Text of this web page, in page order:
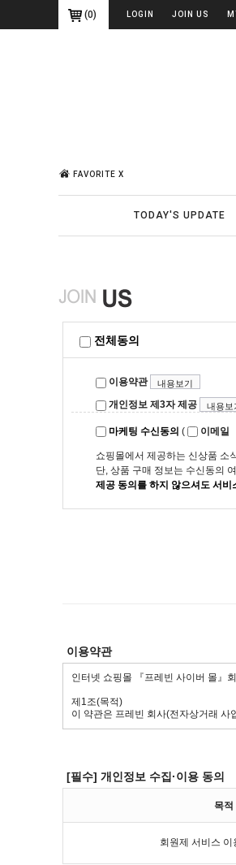
(0) LOGIN JOIN US
FAVORITE X
TODAY'S UPDATE
전체동의
이용약관 내용보기
개인정보 제3자 제공 내용보
마케팅 수신동의 ( 이메일
쇼핑몰에서 제공하는 신상품 소
단, 상품 구매 정보는 수신동의
제공 동의를 하지 않으셔도 서
이용약관
[필수] 개인정보 수집·이용 동의
목적
회원제 서비스 이